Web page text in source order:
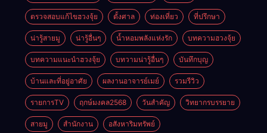
ตรวจสอบแก้ไขฮวงจุ้ย ตั้งศาล ท่องเที่ยว ที่ปรึกษา
น่ารู้สายมู น่ารู้อื่นๆ น้ำหอมพลังแห่งรัก บทความฮวงจุ้ย
บทความแนะนำฮวงจุ้ย บทวามน่ารู้อื่นๆ บันทึกบุญ
บ้านและที่อยู่อาศัย ผลงานอาจารย์เมย์ รวมรีวิว
รายการTV ฤกษ์มงคล2568 วันสำคัญ วิทยากรบรรยาย
สายมู สำนักงาน อสังหาริมทรัพย์